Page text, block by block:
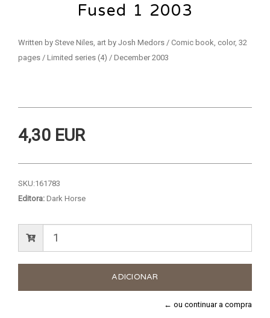
Fused 1 2003
Written by Steve Niles, art by Josh Medors / Comic book, color, 32
pages / Limited series (4) / December 2003
4,30 EUR
SKU:161783
Editora: Dark Horse
← ou continuar a compra